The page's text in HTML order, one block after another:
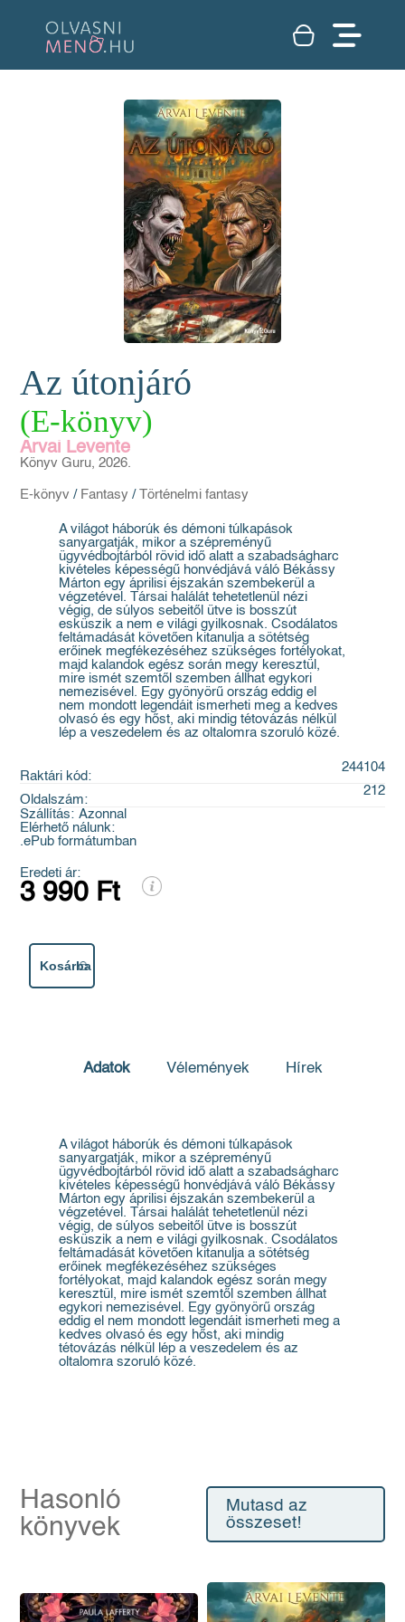
Az útonjáró
(E-könyv)
Árvai Levente
Könyv Guru, 2026.
E-könyv / Fantasy / Történelmi fantasy
A világot háborúk és démoni túlkapások
sanyargatják, mikor a szépreményű
ügyvédbojtárból rövid idő alatt a szabadságharc
kivételes képességű honvédjává váló Békássy
Márton egy áprilisi éjszakán szembekerül a
végzetével. Társai halálát tehetetlenül nézi
végig, de súlyos sebeitől ütve is bosszút
esküszik a nem e világi gyilkosnak. Csodálatos
feltámadását követően kitanulja a sötétség
erőinek megfékezéséhez szükséges fortélyokat,
majd kalandok egész során megy keresztül,
mire ismét szemtől szemben állhat egykori
nemezisével. Egy gyönyörű ország eddig el
nem mondott legendáit ismerheti meg a kedves
olvasó és egy hőst, aki mindig tétovázás nélkül
lép a veszedelem és az oltalomra szoruló közé.
Raktári kód:
244104
Oldalszám:
212
Szállítás: Azonnal
Elérhető nálunk:
.ePub formátumban
Eredeti ár:
3 990 Ft
Kosárba
Adatok Vélemények Hírek
A világot háborúk és démoni túlkapások
sanyargatják, mikor a szépreményű
ügyvédbojtárból rövid idő alatt a szabadságharc
kivételes képességű honvédjává váló Békássy
Márton egy áprilisi éjszakán szembekerül a
végzetével. Társai halálát tehetetlenül nézi
végig, de súlyos sebeitől ütve is bosszút
esküszik a nem e világi gyilkosnak. Csodálatos
feltámadását követően kitanulja a sötétség
erőinek megfékezéséhez szükséges
fortélyokat, majd kalandok egész során megy
keresztül, mire ismét szemtől szemben állhat
egykori nemezisével. Egy gyönyörű ország
eddig el nem mondott legendáit ismerheti meg a
kedves olvasó és egy hőst, aki mindig
tétovázás nélkül lép a veszedelem és az
oltalomra szoruló közé.
Hasonló
könyvek
Mutasd az
összeset!